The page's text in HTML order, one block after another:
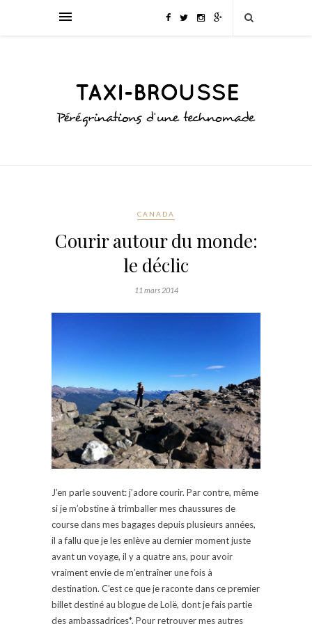
CANADA
Courir autour du monde:
le déclic
11 mars 2014
J’en parle souvent: j’adore courir. Par contre, même
si je m’obstine à trimballer mes chaussures de
course dans mes bagages depuis plusieurs années,
il a fallu que je les enlève au dernier moment juste
avant un voyage, il y a quatre ans, pour avoir
vraiment envie de m’entraîner une fois à
destination. C’est ce que je raconte dans ce premier
billet destiné au blogue de Lolë, dont je fais partie
des ambassadrices*. Pour retrouver mes autres